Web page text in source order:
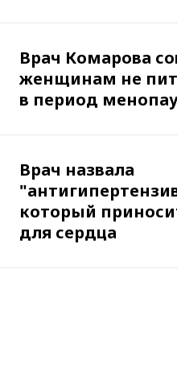
Врач Комарова
женщинам не
в период
Врач назвала
который
для сердца